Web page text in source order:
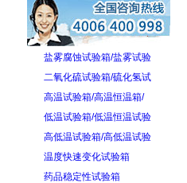
盐雾腐蚀试验箱/盐雾试验
二氧化硫试验箱/硫化氢试
高温试验箱/高温恒温箱/
低温试验箱/低温恒温试验
高低温试验箱/高低温试验
温度快速变化试验箱
药品稳定性试验箱